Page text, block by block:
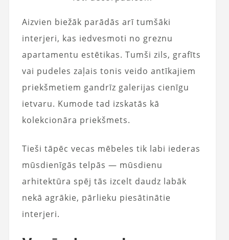
Aizvien biežāk parādās arī tumšāki
interjeri, kas iedvesmoti no greznu
apartamentu estētikas. Tumši zils, grafīts
vai pudeles zaļais tonis veido antīkajiem
priekšmetiem gandrīz galerijas cienīgu
ietvaru. Kumode tad izskatās kā
kolekcionāra priekšmets.
Tieši tāpēc vecas mēbeles tik labi iederas
mūsdienīgās telpās — mūsdienu
arhitektūra spēj tās izcelt daudz labāk
nekā agrākie, pārlieku piesātinātie
interjeri.